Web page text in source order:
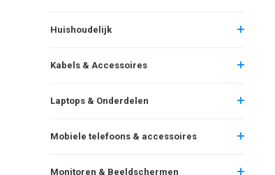
Huishoudelijk
Kabels & Accessoires
Laptops & Onderdelen
Mobiele telefoons & accessoires
Monitoren & Beeldschermen